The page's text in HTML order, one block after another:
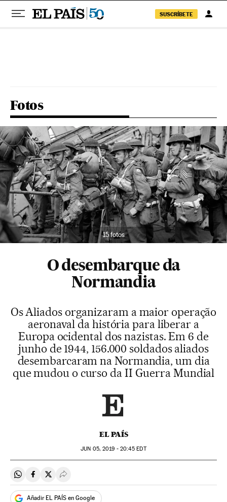
SUSCRÍBETE
Fotos
15 fotos
O desembarque da
Normandia
Os Aliados organizaram a maior operação
aeronaval da história para liberar a
Europa ocidental dos nazistas. Em 6 de
junho de 1944, 156.000 soldados aliados
desembarcaram na Normandia, um dia
que mudou o curso da II Guerra Mundial
EL PAÍS
JUN 05, 2019 - 20:45 EDT
Compartir en Whatsapp
Compartir en Facebook
Compartir en Twitter
Desplegar Redes Sociales
Añadir EL PAÍS en Google